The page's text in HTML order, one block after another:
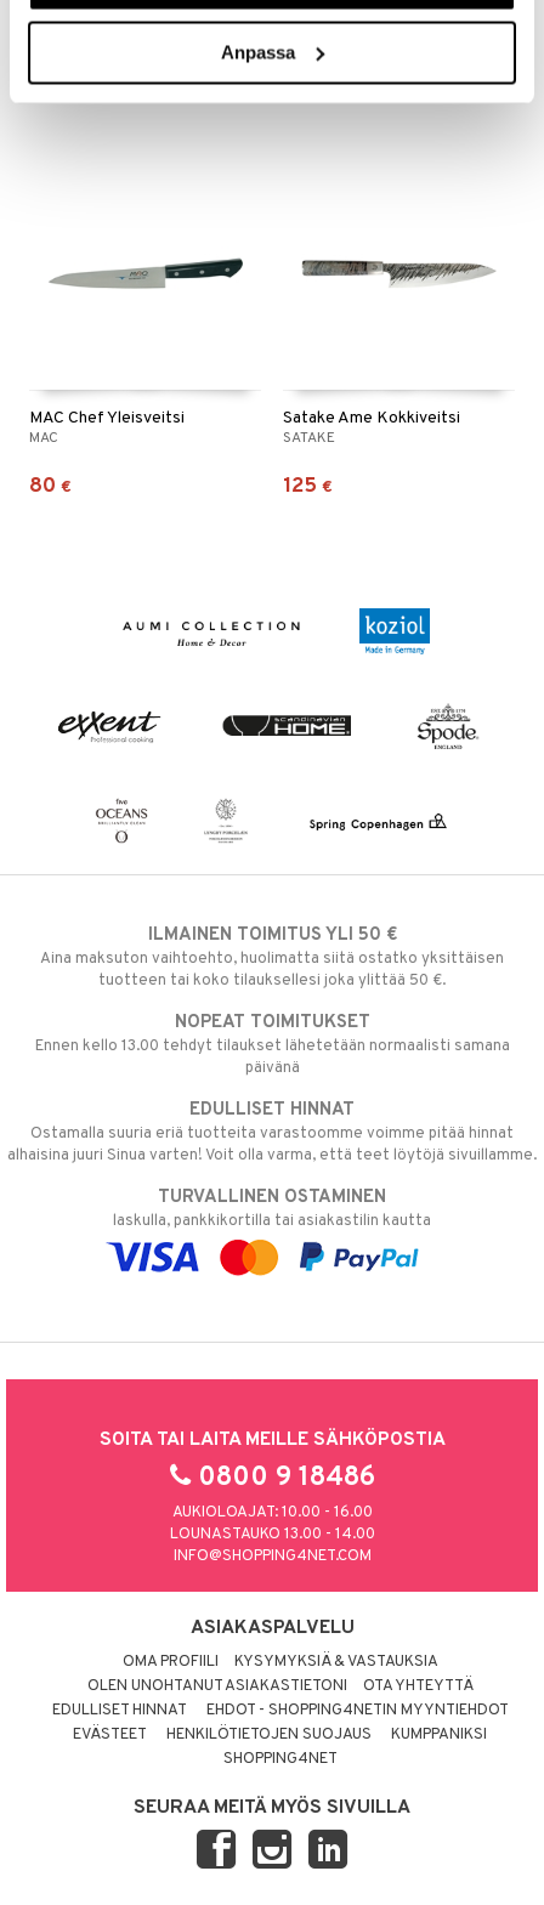
Anpassa
Akira Kiinalainen Lihakirves
DORRE
13,39 €
Akira Kiinalainen Lihaveitsi 17 cm
12,89 €
MAC Chef Yleisveitsi
MAC
80 €
Satake Ame Kokkiveitsi
SATAKE
125 €
ILMAINEN TOIMITUS YLI 50 €
Aina maksuton vaihtoehto, huolimatta siitä ostatko yksittäisen
tuotteen tai koko tilauksellesi joka ylittää 50 €.
NOPEAT TOIMITUKSET
Ennen kello 13.00 tehdyt tilaukset lähetetään normaalisti samana
päivänä
EDULLISET HINNAT
Ostamalla suuria eriä tuotteita varastoomme voimme pitää hinnat
alhaisina juuri Sinua varten! Voit olla varma, että teet löytöjä sivuillamme.
TURVALLINEN OSTAMINEN
laskulla, pankkikortilla tai asiakastilin kautta
SOITA TAI LAITA MEILLE SÄHKÖPOSTIA
0800 9 18486
AUKIOLOAJAT: 10.00 - 16.00
LOUNASTAUKO 13.00 - 14.00
INFO@SHOPPING4NET.COM
ASIAKASPALVELU
OMA PROFIILI
KYSYMYKSIÄ & VASTAUKSIA
OLEN UNOHTANUT ASIAKASTIETONI
OTA YHTEYTTÄ
EDULLISET HINNAT
EHDOT - SHOPPING4NETIN MYYNTIEHDOT
EVÄSTEET
HENKILÖTIETOJEN SUOJAUS
KUMPPANIKSI
SHOPPING4NET
SEURAA MEITÄ MYÖS SIVUILLA